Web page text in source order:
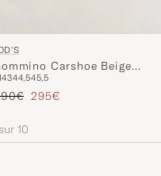
Carshoe Beige
4344,545,5
ordinaire
Prix réduit
295€
sur 10